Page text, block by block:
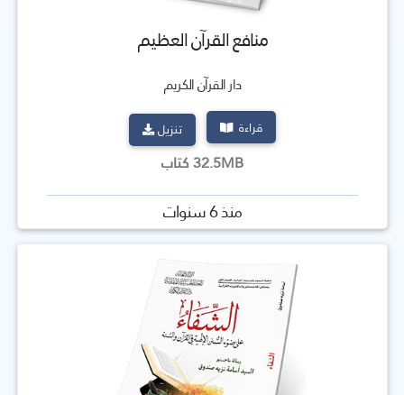
منافع القرآن العظيم
دار القرآن الكريم
قراءة تنزيل
32.5MB كتاب
منذ 6 سنوات